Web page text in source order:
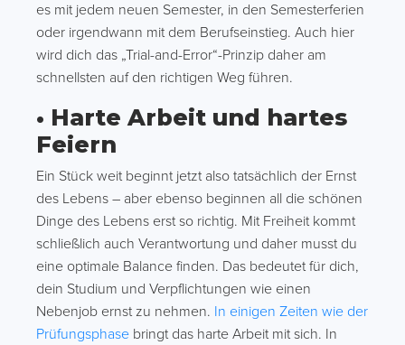
es mit jedem neuen Semester, in den Semesterferien
oder irgendwann mit dem Berufseinstieg. Auch hier
wird dich das „Trial-and-Error“-Prinzip daher am
schnellsten auf den richtigen Weg führen.
• Harte Arbeit und hartes
Feiern
Ein Stück weit beginnt jetzt also tatsächlich der Ernst
des Lebens – aber ebenso beginnen all die schönen
Dinge des Lebens erst so richtig. Mit Freiheit kommt
schließlich auch Verantwortung und daher musst du
eine optimale Balance finden. Das bedeutet für dich,
dein Studium und Verpflichtungen wie einen
Nebenjob ernst zu nehmen. In einigen Zeiten wie der
Prüfungsphase bringt das harte Arbeit mit sich. In